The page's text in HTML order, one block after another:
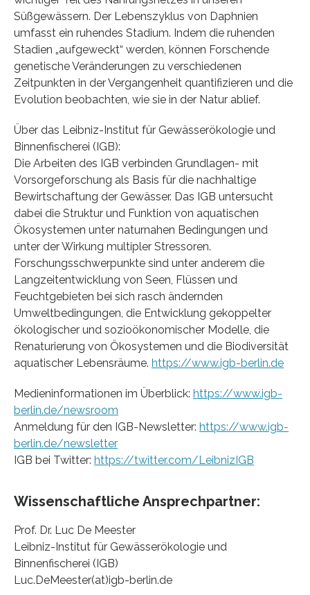
Süßgewässern. Der Lebenszyklus von Daphnien
umfasst ein ruhendes Stadium. Indem die ruhenden
Stadien „aufgeweckt“ werden, können Forschende
genetische Veränderungen zu verschiedenen
Zeitpunkten in der Vergangenheit quantifizieren und die
Evolution beobachten, wie sie in der Natur ablief.
Über das Leibniz-Institut für Gewässerökologie und
Binnenfischerei (IGB):
Die Arbeiten des IGB verbinden Grundlagen- mit
Vorsorgeforschung als Basis für die nachhaltige
Bewirtschaftung der Gewässer. Das IGB untersucht
dabei die Struktur und Funktion von aquatischen
Ökosystemen unter naturnahen Bedingungen und
unter der Wirkung multipler Stressoren.
Forschungsschwerpunkte sind unter anderem die
Langzeitentwicklung von Seen, Flüssen und
Feuchtgebieten bei sich rasch ändernden
Umweltbedingungen, die Entwicklung gekoppelter
ökologischer und sozioökonomischer Modelle, die
Renaturierung von Ökosystemen und die Biodiversität
aquatischer Lebensräume. https://www.igb-berlin.de
Medieninformationen im Überblick: https://www.igb-
berlin.de/newsroom
Anmeldung für den IGB-Newsletter: https://www.igb-
berlin.de/newsletter
IGB bei Twitter: https://twitter.com/LeibnizIGB
Wissenschaftliche Ansprechpartner:
Prof. Dr. Luc De Meester
Leibniz-Institut für Gewässerökologie und
Binnenfischerei (IGB)
Luc.DeMeester(at)igb-berlin.de